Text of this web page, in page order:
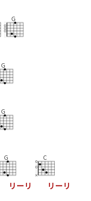
G
G
G
G
リー リ
C
リー リ